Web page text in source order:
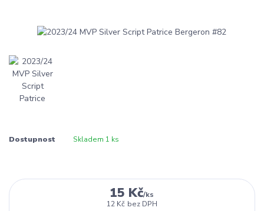
Dostupnost Skladem 1 ks
15 Kč/ks
12 Kč bez DPH